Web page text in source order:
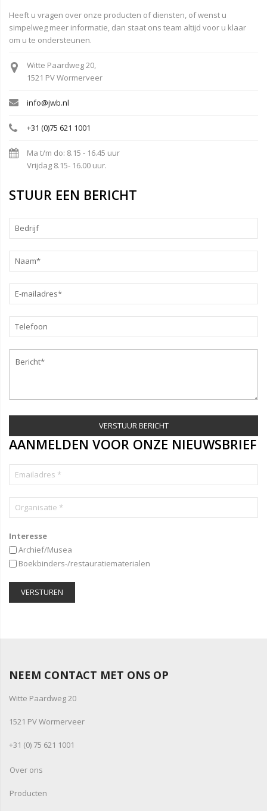
Heeft u vragen over onze producten of diensten, of wenst u
simpelweg meer informatie, dan staat ons team altijd voor u klaar
om u te ondersteunen.
Witte Paardweg 20,
1521 PV Wormerveer
info@jwb.nl
+31 (0)75 621 1001
Ma t/m do: 8.15 - 16.45 uur
Vrijdag 8.15- 16.00 uur.
STUUR EEN BERICHT
VERSTUUR BERICHT
AANMELDEN VOOR ONZE NIEUWSBRIEF
Interesse
Archief/Musea
Boekbinders-/restauratiematerialen
VERSTUREN
NEEM CONTACT MET ONS OP
Witte Paardweg 20
1521 PV Wormerveer
+31 (0) 75 621 1001
Over ons
Producten